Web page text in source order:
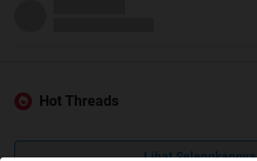
Hot Threads
Lihat Selengkapnya